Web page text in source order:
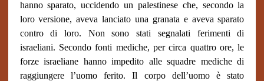
hanno sparato, uccidendo un palestinese che, secondo la
loro versione, aveva lanciato una granata e aveva sparato
contro di loro. Non sono stati segnalati ferimenti di
israeliani. Secondo fonti mediche, per circa quattro ore, le
forze israeliane hanno impedito alle squadre mediche di
raggiungere l’uomo ferito. Il corpo dell’uomo è stato